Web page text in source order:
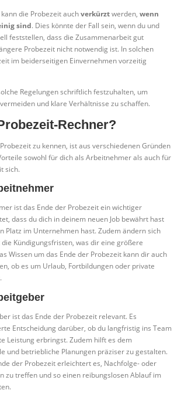
die Probezeit auchverkürztwerden, wenn
sind. Dies könnte der Fall sein, wenn du und
feststellen, dass die Zusammenarbeit gut
Probezeit nicht notwendig ist. In solchen
im beiderseitigen Einvernehmen vorzeitig
Regelungen schriftlich festzuhalten, um
und klare Verhältnisse zu schaffen.
Rechner?
zu kennen, ist aus verschiedenen Gründen
sowohl für dich als Arbeitnehmer als auch für
sich.
ist das Ende der Probezeit ein wichtiger
dass du dich in deinem neuen Job bewährt hast
Platz im Unternehmen hast. Zudem ändern sich
Kündigungsfristen, was dir eine größere
Wissen um das Ende der Probezeit kann dir auch
ob es um Urlaub, Fortbildungen oder private
ist das Ende der Probezeit relevant. Es
Entscheidung darüber, ob du langfristig ins Team
Leistung erbringst. Zudem hilft es dem
und betriebliche Planungen präziser zu gestalten.
der Probezeit erleichtert es, Nachfolge- oder
zu treffen und so einen reibungslosen Ablauf im